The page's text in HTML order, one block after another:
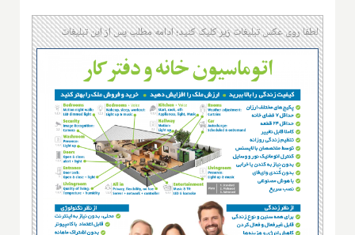
لطفا روی عکس تبلیغات زیر کلیک کنید؛ ادامه مطلب پس از این تبلیغات